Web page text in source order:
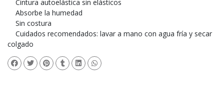
Cintura autoelástica sin elásticos
Absorbe la humedad
Sin costura
Cuidados recomendados: lavar a mano con agua fría y secar
colgado